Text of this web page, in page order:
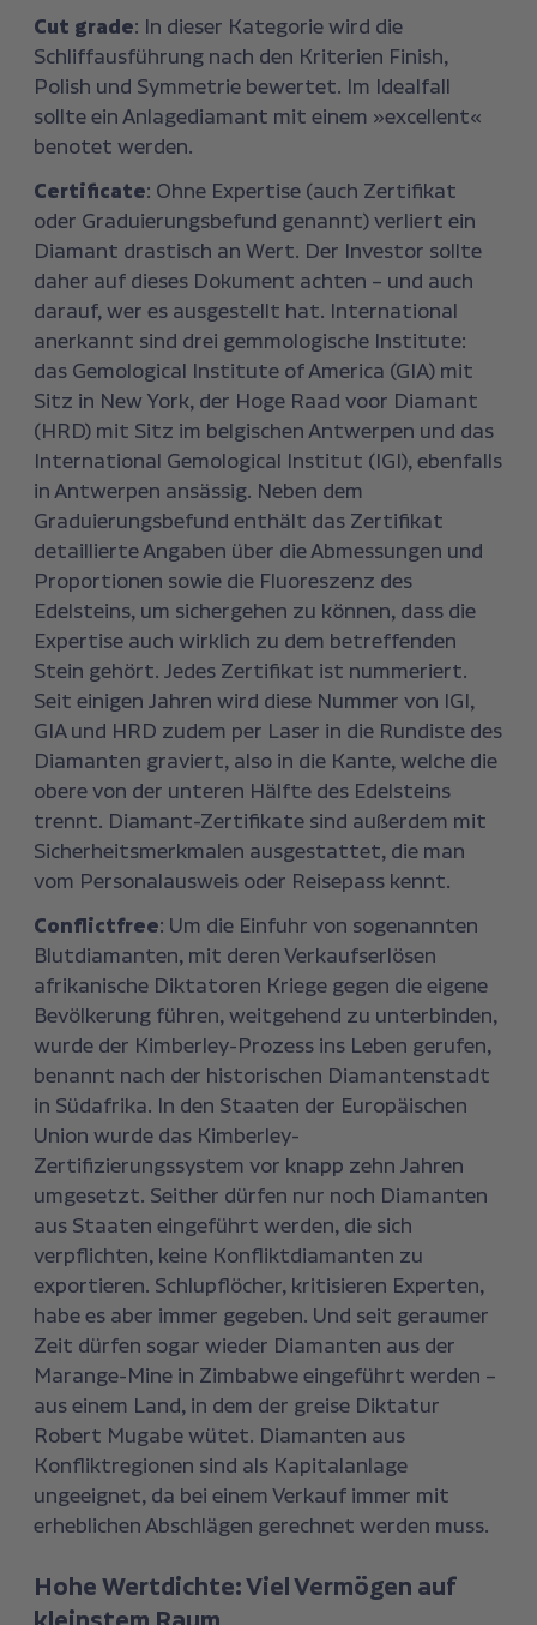
Cut grade: In dieser Kategorie wird die
Schliffausführung nach den Kriterien Finish,
Polish und Symmetrie bewertet. Im Idealfall
sollte ein Anlagediamant mit einem »excellent«
benotet werden.
Certificate: Ohne Expertise (auch Zertifikat
oder Graduierungsbefund genannt) verliert ein
Diamant drastisch an Wert. Der Investor sollte
daher auf dieses Dokument achten – und auch
darauf, wer es ausgestellt hat. International
anerkannt sind drei gemmologische Institute:
das Gemological Institute of America (GIA) mit
Sitz in New York, der Hoge Raad voor Diamant
(HRD) mit Sitz im belgischen Antwerpen und das
International ­Gemological Institut (IGI), ebenfalls
in Antwerpen ansässig. Neben dem
Graduierungsbefund enthält das Zertifikat
detaillierte Angaben über die Abmessungen und
Proportionen sowie die Fluoreszenz des
Edelsteins, um sichergehen zu können, dass die
Expertise auch wirklich zu dem betreffenden
Stein gehört. Jedes Zertifikat ist nummeriert.
Seit einigen Jahren wird diese Nummer von IGI,
GIA und HRD zudem per Laser in die Rundiste des
Diamanten graviert, also in die Kante, welche die
obere von der unteren Hälfte des Edelsteins
trennt. Diamant-Zertifikate sind außerdem mit
Sicherheitsmerkmalen ausgestattet, die man
vom Personalausweis oder Reisepass kennt.
Conflictfree: Um die Einfuhr von sogenannten
Blutdiamanten, mit deren Verkaufserlösen
afrikanische Diktatoren Kriege gegen die eigene
Bevölkerung führen, weitgehend zu unterbinden,
wurde der Kimberley-Prozess ins Leben gerufen,
benannt nach der historischen Diamantenstadt
in Südafrika. In den Staaten der Europäischen
Union wurde das Kimberley-
Zertifizierungssystem vor knapp zehn Jahren
umgesetzt. Seither dürfen nur noch Diamanten
aus Staaten eingeführt werden, die sich
verpflichten, keine Konfliktdiamanten zu
exportieren. Schlupflöcher, kritisieren Experten,
habe es aber immer gegeben. Und seit geraumer
Zeit dürfen sogar wieder Diamanten aus der
Marange-Mine in Zimbabwe eingeführt werden –
aus einem Land, in dem der greise Diktatur
Robert Mugabe wütet. Diamanten aus
Konfliktregionen sind als Kapitalanlage
ungeeignet, da bei einem Verkauf immer mit
erheblichen Abschlägen gerechnet werden muss.
Hohe Wertdichte: Viel Vermögen auf